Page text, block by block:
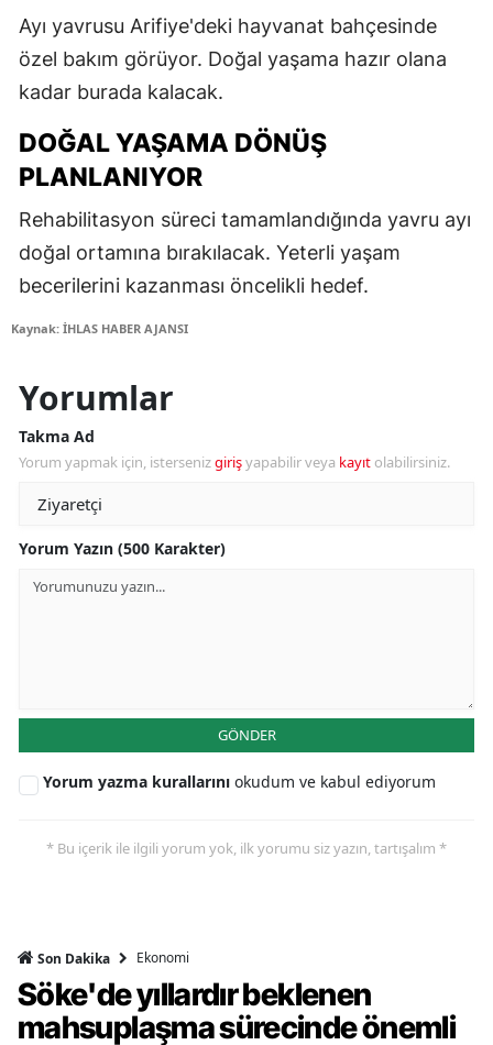
Ayı yavrusu Arifiye'deki hayvanat bahçesinde
özel bakım görüyor. Doğal yaşama hazır olana
kadar burada kalacak.
DOĞAL YAŞAMA DÖNÜŞ
PLANLANIYOR
Rehabilitasyon süreci tamamlandığında yavru ayı
doğal ortamına bırakılacak. Yeterli yaşam
becerilerini kazanması öncelikli hedef.
Kaynak: İHLAS HABER AJANSI
Yorumlar
Takma Ad
Yorum yapmak için, istersenizgirişyapabilir veya kayıt olabilirsiniz.
Yorum Yazın (500 Karakter)
GÖNDER
Yorum yazma kurallarını okudum ve kabul ediyorum
* Bu içerik ile ilgili yorum yok, ilk yorumu siz yazın, tartışalım *
Son Dakika Ekonomi
Söke'de yıllardır beklenen
mahsuplaşma sürecinde önemli